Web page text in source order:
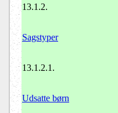
13.1.2.
Sagstyper
13.1.2.1.
Udsatte børn